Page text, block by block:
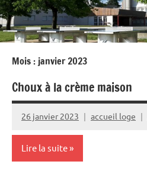
Mois : janvier 2023
Choux à la crème maison
26 janvier 2023 accueil loge
Lire la suite